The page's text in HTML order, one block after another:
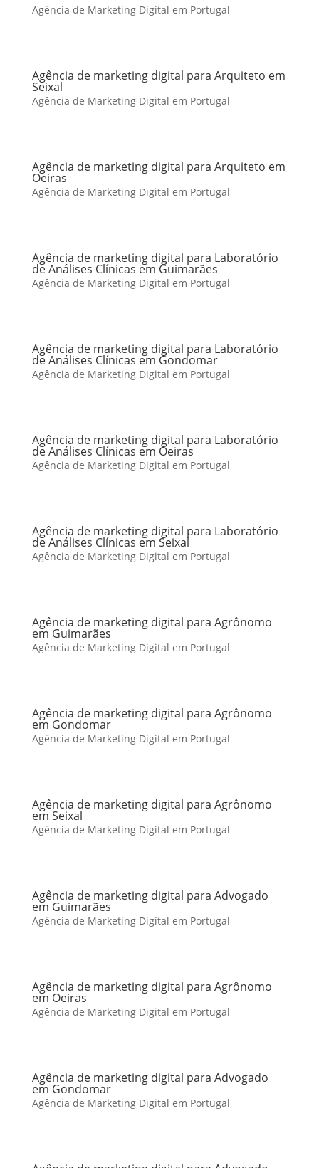
Agência de Marketing Digital em Portugal
Agência de marketing digital para Arquiteto em
Seixal
Agência de Marketing Digital em Portugal
Agência de marketing digital para Arquiteto em
Oeiras
Agência de Marketing Digital em Portugal
Agência de marketing digital para Laboratório
de Análises Clínicas em Guimarães
Agência de Marketing Digital em Portugal
Agência de marketing digital para Laboratório
de Análises Clínicas em Gondomar
Agência de Marketing Digital em Portugal
Agência de marketing digital para Laboratório
de Análises Clínicas em Oeiras
Agência de Marketing Digital em Portugal
Agência de marketing digital para Laboratório
de Análises Clínicas em Seixal
Agência de Marketing Digital em Portugal
Agência de marketing digital para Agrônomo
em Guimarães
Agência de Marketing Digital em Portugal
Agência de marketing digital para Agrônomo
em Gondomar
Agência de Marketing Digital em Portugal
Agência de marketing digital para Agrônomo
em Seixal
Agência de Marketing Digital em Portugal
Agência de marketing digital para Advogado
em Guimarães
Agência de Marketing Digital em Portugal
Agência de marketing digital para Agrônomo
em Oeiras
Agência de Marketing Digital em Portugal
Agência de marketing digital para Advogado
em Gondomar
Agência de Marketing Digital em Portugal